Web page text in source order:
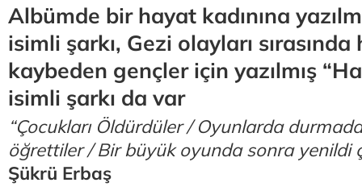
Albümde bir hayat kadınına
isimli şarkı, Gezi olayları sırasında
kaybeden gençler için yazılmış
isimli şarkı da var
“Çocukları Öldürdüler / Oyunlarda
öğrettiler / Bir büyük oyunda sonra
Şükrü Erbaş